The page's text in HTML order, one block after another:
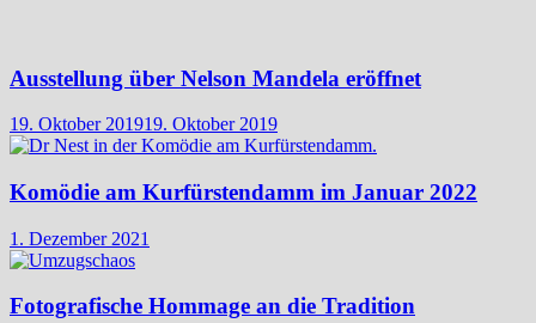
Ausstellung über Nelson Mandela eröffnet
19. Oktober 201919. Oktober 2019
Komödie am Kurfürstendamm im Januar 2022
1. Dezember 2021
Fotografische Hommage an die Tradition